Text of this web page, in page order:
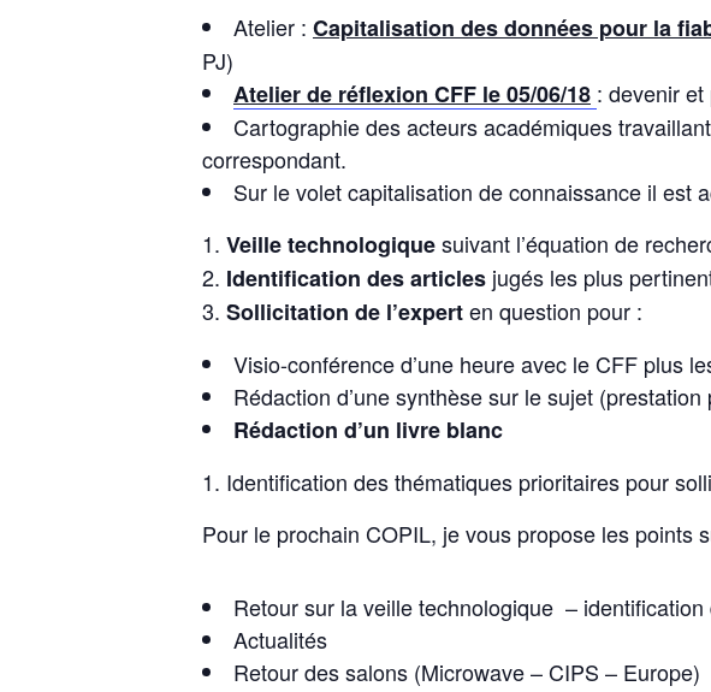
Atelier : Capitalisation des données pour la
PJ)
Atelier de réflexion CFF le 05/06/18 : devenir
Cartographie des acteurs académiques
correspondant.
Sur le volet capitalisation de connaissance il est
Veille technologiquesuivant l’équation de
Identification des articles jugés les plus
Sollicitation de l’experten question pour :
Visio-conférence d’une heure avec le CFF plus
Rédaction d’une synthèse sur le sujet
Rédaction d’un livre blanc
Identification des thématiques prioritaires pour
Pour le prochain COPIL, je vous propose les points
Retour sur la veille technologique –
Actualités
Retour des salons (Microwave – CIPS – Europe)